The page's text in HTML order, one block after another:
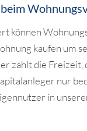
können
kaufen um
zählt die
nur
in